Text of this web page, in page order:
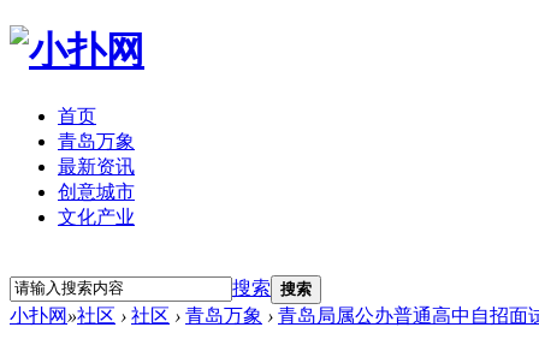
首页
青岛万象
最新资讯
创意城市
文化产业
搜索 搜索
小扑网 »社区 › 社区 › 青岛万象 › 青岛局属公办普通高中自招面